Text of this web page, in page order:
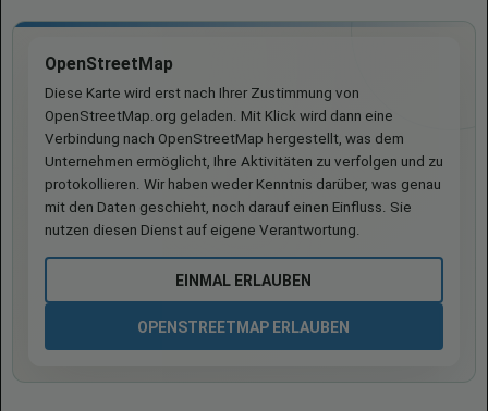
OpenStreetMap
Diese Karte wird erst nach Ihrer Zustimmung von
OpenStreetMap.org geladen. Mit Klick wird dann eine
Verbindung nach OpenStreetMap hergestellt, was dem
Unternehmen ermöglicht, Ihre Aktivitäten zu verfolgen und zu
protokollieren. Wir haben weder Kenntnis darüber, was genau
mit den Daten geschieht, noch darauf einen Einfluss. Sie
nutzen diesen Dienst auf eigene Verantwortung.
EINMAL ERLAUBEN
OPENSTREETMAP ERLAUBEN